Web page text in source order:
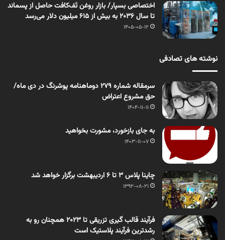
اختصاصی بسپار/ بازار روغن تَف‌کافت حاصل از پسماند
تا سال ۲۰۳۶ به بیش از ۶۱۵ میلیون دلار می‌رسد
1405-05-12
نوشته های تصادفی
سرمقاله شماره 279 دوماهنامه پوشرنگ در دی ماه/
حق مشروع اعتراض
1404-11-11
به جای بازخورد، مشورت بخواهید
1403-11-07
چاینا پلاس 3 تا 6 اردیبهشت برگزار خواهد شد
1392-08-21
فرآیند قالب گیری تزریقی تا 2023 همچنان رو به
رشدترین فرآیند پلاستیک است